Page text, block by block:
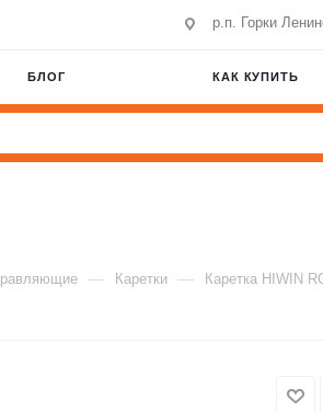
р.п. Горки
БЛОГ КАК КУПИТЬ
— Каретки — Каретка HIWIN